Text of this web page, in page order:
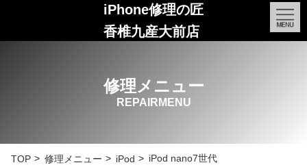
iPhone修理の匠
香椎九産大前店
修理メニュー
REPAIRMENU
TOP 修理メニュー iPod iPod nano7世代